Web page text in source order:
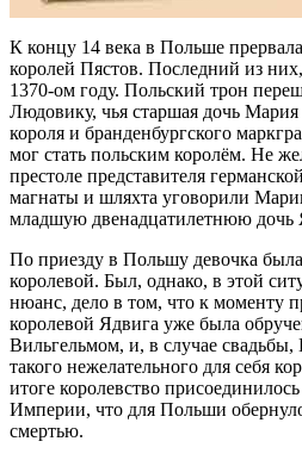
К концу 14 века в Польше
королей Пястов. Последний из
1370-ом году. Польский трон
Людовику, чья старшая дочь
короля и бранденбургского
мог стать польским королём. Не
престоле представителя
магнаты и шляхта уговорили
младшую двенадцатилетнюю дочь
По приезду в Польшу девочка
королевой. Был, однако, в этой
нюанс, дело в том, что к моменту
королевой Ядвига уже была
Вильгельмом, и, в случае
такого нежелательного для себя
итоге королевство
Империи, что для Польши
смертью.